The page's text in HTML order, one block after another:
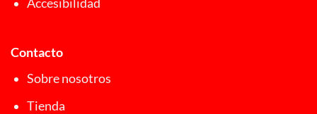
Accesibilidad
Contacto
Sobre nosotros
Tienda